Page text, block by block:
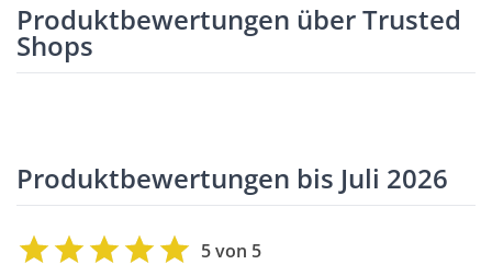
Produktbewertungen über Trusted
Shops
Produktbewertungen bis Juli 2026
5 von 5